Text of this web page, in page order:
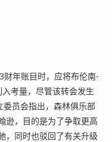
年账目时，应将布伦南-
考量，尽管该转会发生
员会指出，森林俱乐部
逊，目的是为了争取更高
，同时也驳回了有关升级